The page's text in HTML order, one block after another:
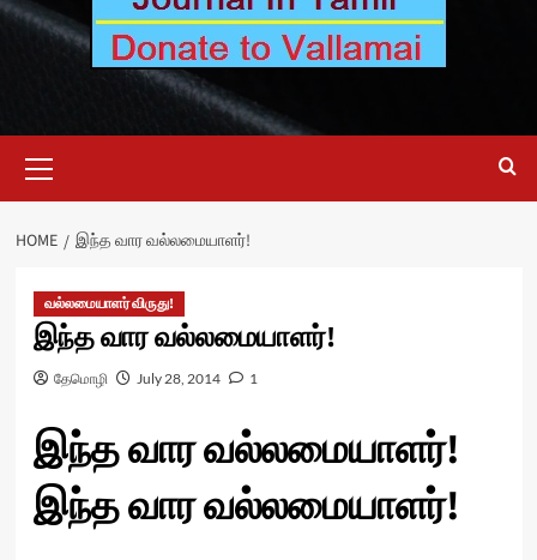
Menu
HOME இந்த வார வல்லமையாளர்!
வல்லமையாளர் விருது!
இந்த வார வல்லமையாளர்!
தேமொழி July 28, 2014 1
இந்த வார வல்லமையாளர்!
இந்த வார வல்லமையாளர்!